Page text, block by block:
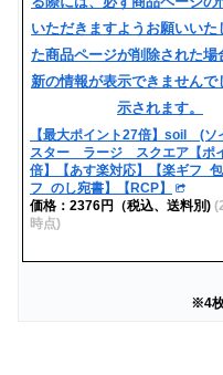
【最大ポイント27倍】soil (
スター ラージ スクエア【ポ
倍】【あす楽対応】【楽ギフ_
フ_のし宛書】【RCP】
価格：2376円（税込、送料別)
時点)
※4枚